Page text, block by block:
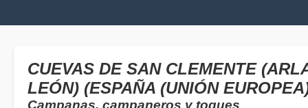
CUEVAS DE SAN CLEMENTE
LEÓN) (ESPAÑA (UNIÓN
Campanas, campaneros y toques